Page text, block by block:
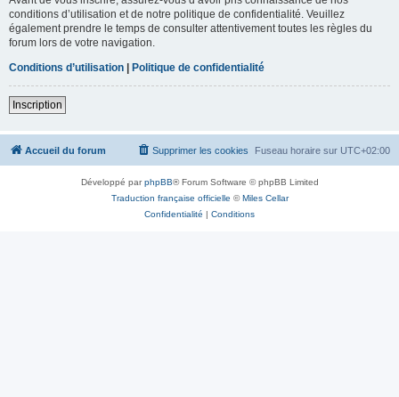
conditions d’utilisation et de notre politique de confidentialité. Veuillez
également prendre le temps de consulter attentivement toutes les règles du
forum lors de votre navigation.
Conditions d’utilisation | Politique de confidentialité
Inscription
Accueil du forum Fuseau horaire sur UTC+02:00
Supprimer les cookies
Développé parphpBB® Forum Software © phpBB Limited
Traduction française officielle ©Miles Cellar
Confidentialité | Conditions